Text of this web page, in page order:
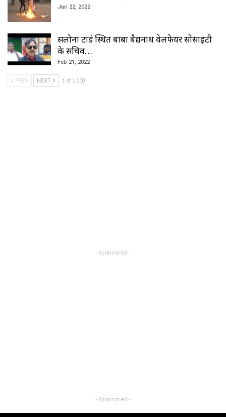
Jan 22, 2022
सलोना टाडं स्थित बाबा बैद्यनाथ वेलफेयर सोसाइटी
के सचिव…
Feb 21, 2022
PREV NEXT 1 of 1,103
- Sponsored -
- Sponsored -